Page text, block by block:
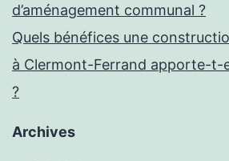
d’aménagement communal ?
Quels bénéfices une
à Clermont-Ferrand apporte-t-
?
Archives